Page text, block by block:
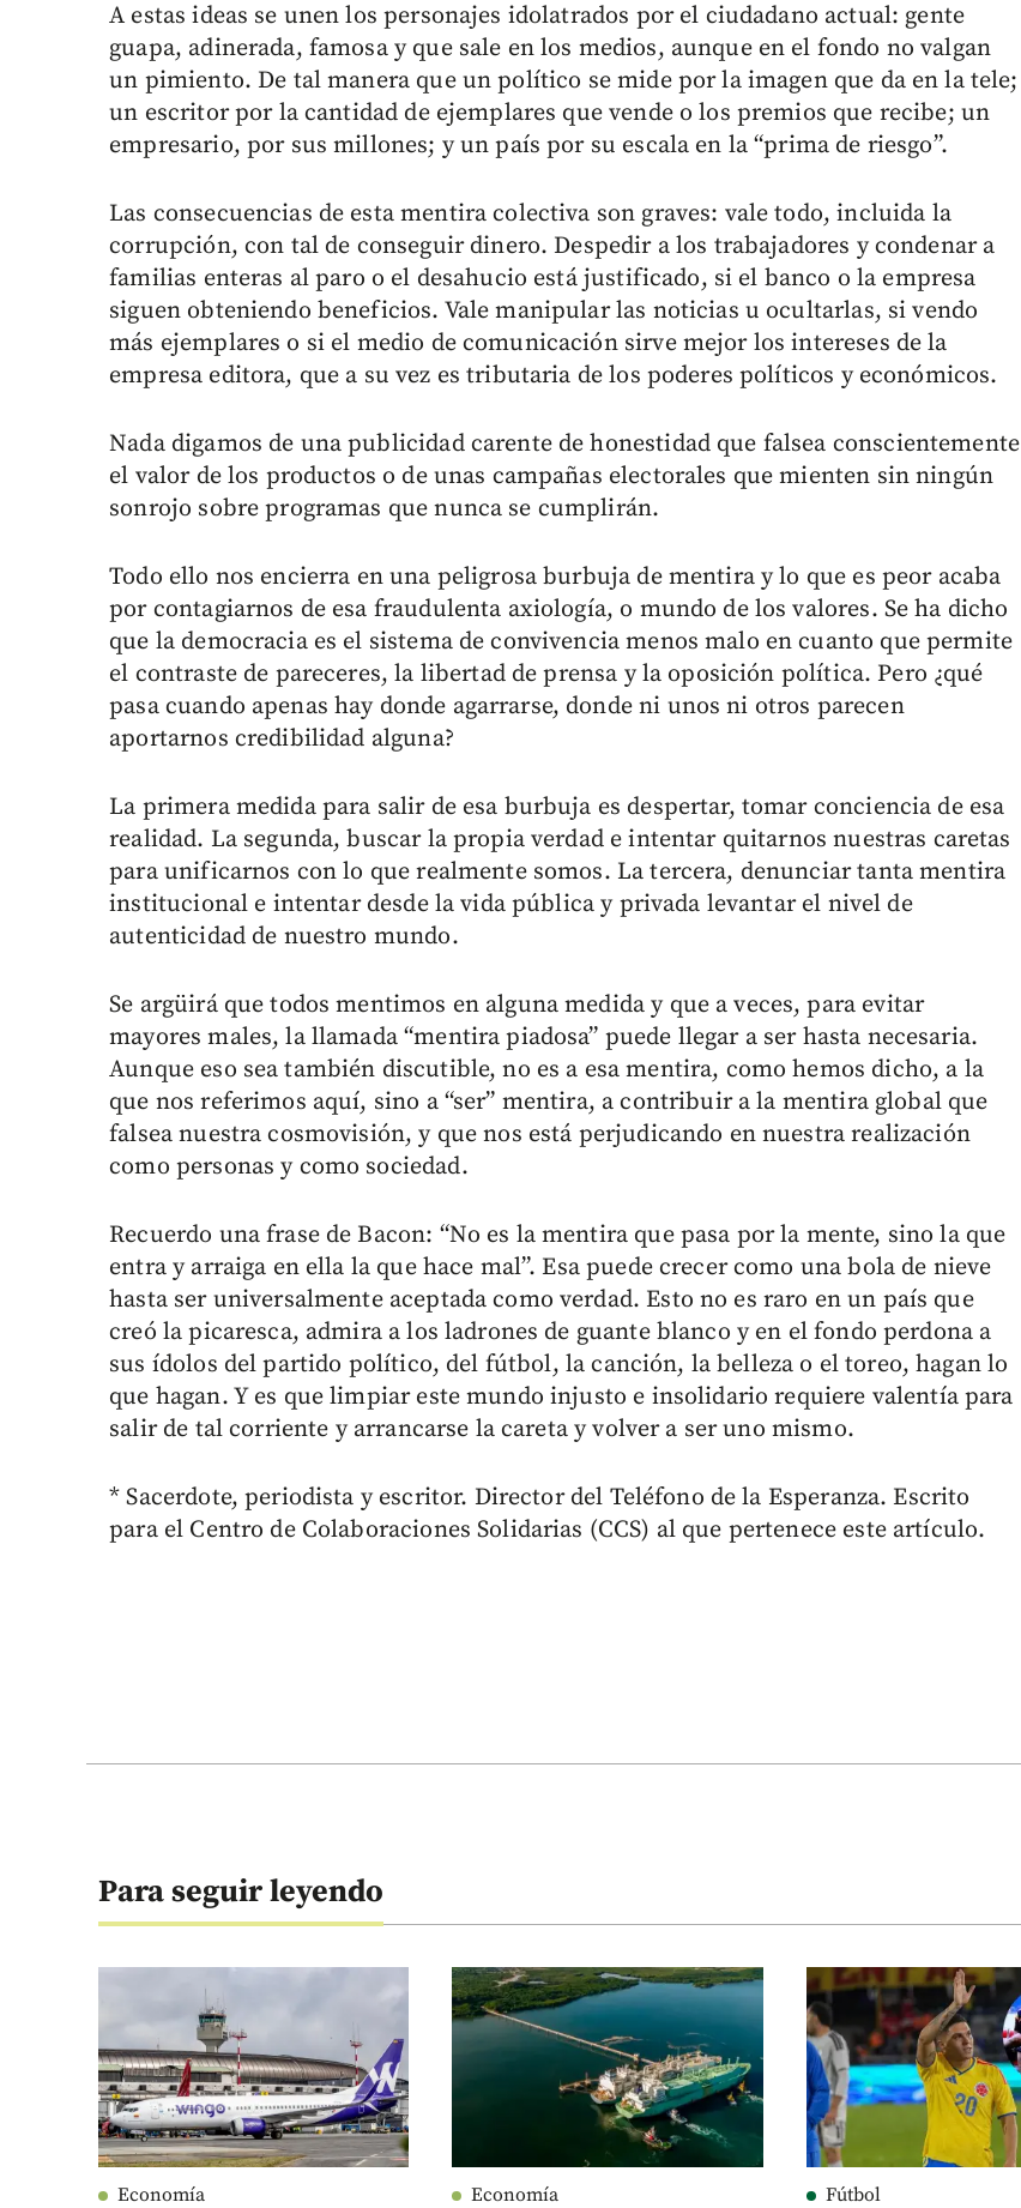
A estas ideas se unen los personajes idolatrados por el ciudadano actual: gente
guapa, adinerada, famosa y que sale en los medios, aunque en el fondo no valgan
un pimiento. De tal manera que un político se mide por la imagen que da en la tele;
un escritor por la cantidad de ejemplares que vende o los premios que recibe; un
empresario, por sus millones; y un país por su escala en la “prima de riesgo”.
Las consecuencias de esta mentira colectiva son graves: vale todo, incluida la
corrupción, con tal de conseguir dinero. Despedir a los trabajadores y condenar a
familias enteras al paro o el desahucio está justificado, si el banco o la empresa
siguen obteniendo beneficios. Vale manipular las noticias u ocultarlas, si vendo
más ejemplares o si el medio de comunicación sirve mejor los intereses de la
empresa editora, que a su vez es tributaria de los poderes políticos y económicos.
Nada digamos de una publicidad carente de honestidad que falsea conscientemente
el valor de los productos o de unas campañas electorales que mienten sin ningún
sonrojo sobre programas que nunca se cumplirán.
Todo ello nos encierra en una peligrosa burbuja de mentira y lo que es peor acaba
por contagiarnos de esa fraudulenta axiología, o mundo de los valores. Se ha dicho
que la democracia es el sistema de convivencia menos malo en cuanto que permite
el contraste de pareceres, la libertad de prensa y la oposición política. Pero ¿qué
pasa cuando apenas hay donde agarrarse, donde ni unos ni otros parecen
aportarnos credibilidad alguna?
La primera medida para salir de esa burbuja es despertar, tomar conciencia de esa
realidad. La segunda, buscar la propia verdad e intentar quitarnos nuestras caretas
para unificarnos con lo que realmente somos. La tercera, denunciar tanta mentira
institucional e intentar desde la vida pública y privada levantar el nivel de
autenticidad de nuestro mundo.
Se argüirá que todos mentimos en alguna medida y que a veces, para evitar
mayores males, la llamada “mentira piadosa” puede llegar a ser hasta necesaria.
Aunque eso sea también discutible, no es a esa mentira, como hemos dicho, a la
que nos referimos aquí, sino a “ser” mentira, a contribuir a la mentira global que
falsea nuestra cosmovisión, y que nos está perjudicando en nuestra realización
como personas y como sociedad.
Recuerdo una frase de Bacon: “No es la mentira que pasa por la mente, sino la que
entra y arraiga en ella la que hace mal”. Esa puede crecer como una bola de nieve
hasta ser universalmente aceptada como verdad. Esto no es raro en un país que
creó la picaresca, admira a los ladrones de guante blanco y en el fondo perdona a
sus ídolos del partido político, del fútbol, la canción, la belleza o el toreo, hagan lo
que hagan. Y es que limpiar este mundo injusto e insolidario requiere valentía para
salir de tal corriente y arrancarse la careta y volver a ser uno mismo.
* Sacerdote, periodista y escritor. Director del Teléfono de la Esperanza. Escrito
para el Centro de Colaboraciones Solidarias (CCS) al que pertenece este artículo.
Para seguir leyendo
Economía Economía Fútbol